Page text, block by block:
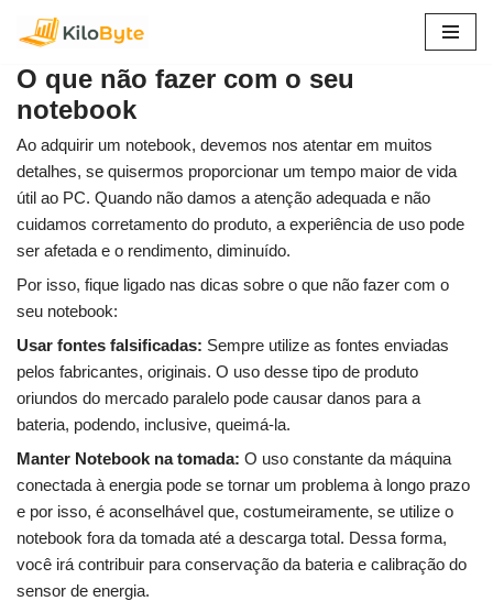
para
o
conteúdo
O que não fazer com o seu
notebook
Ao adquirir um notebook, devemos nos atentar em muitos
detalhes, se quisermos proporcionar um tempo maior de vida
útil ao PC. Quando não damos a atenção adequada e não
cuidamos corretamento do produto, a experiência de uso pode
ser afetada e o rendimento, diminuído.
Por isso, fique ligado nas dicas sobre o que não fazer com o
seu notebook:
Usar fontes falsificadas: Sempre utilize as fontes enviadas
pelos fabricantes, originais. O uso desse tipo de produto
oriundos do mercado paralelo pode causar danos para a
bateria, podendo, inclusive, queimá-la.
Manter Notebook na tomada: O uso constante da máquina
conectada à energia pode se tornar um problema à longo prazo
e por isso, é aconselhável que, costumeiramente, se utilize o
notebook fora da tomada até a descarga total. Dessa forma,
você irá contribuir para conservação da bateria e calibração do
sensor de energia.